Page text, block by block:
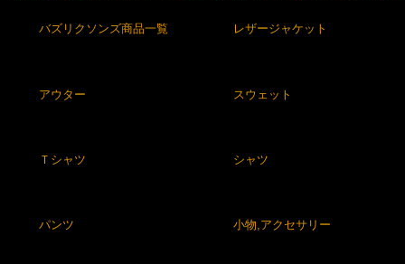
バズリクソンズ商品一覧 レザージャケット
アウター スウェット
Ｔシャツ シャツ
パンツ 小物,アクセサリー